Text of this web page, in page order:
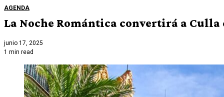
AGENDA
La Noche Romántica convertirá a
junio 17, 2025
1 min read